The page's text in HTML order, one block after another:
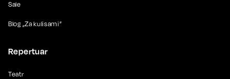
Sale
Blog „Za kulisami”
Repertuar
Teatr